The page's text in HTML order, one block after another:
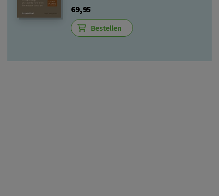
69,95
Bestellen